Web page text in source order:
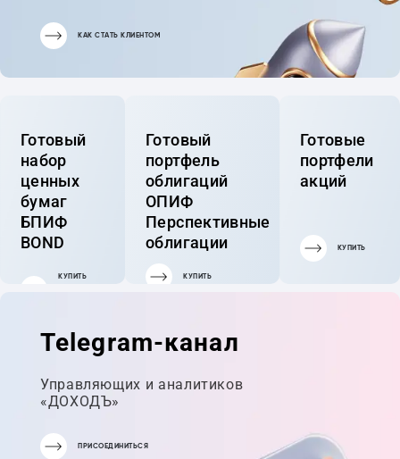
КАК СТАТЬ КЛИЕНТОМ
Готовый
набор
ценных
бумаг
БПИФ
BOND
КУПИТЬ
Готовый
портфель
облигаций
ОПИФ
Перспективные
облигации
КУПИТЬ
Готовые
портфели
акций
КУПИТЬ
Telegram-канал
Управляющих и аналитиков
«ДОХОДЪ»
ПРИСОЕДИНИТЬСЯ